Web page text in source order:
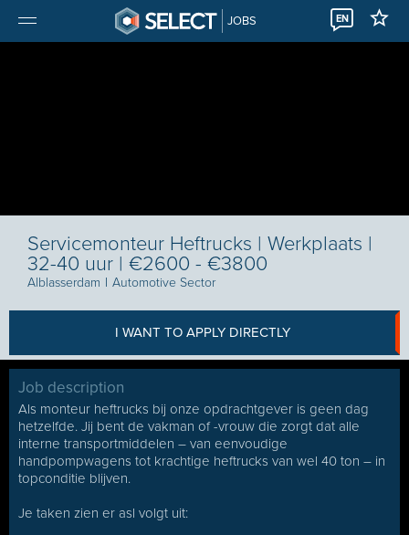
JOBS EN
Servicemonteur Heftrucks | Werkplaats |
32-40 uur | €2600 - €3800
Alblasserdam I Automotive Sector
I WANT TO APPLY DIRECTLY
Job description
Als monteur heftrucks bij onze opdrachtgever is geen dag
hetzelfde. Jij bent de vakman of -vrouw die zorgt dat alle
interne transportmiddelen – van eenvoudige
handpompwagens tot krachtige heftrucks van wel 40 ton – in
topconditie blijven.
Je taken zien er asl volgt uit: